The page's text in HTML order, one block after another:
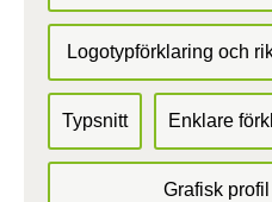
Logotypförklaring och
Typsnitt Enklare
Grafisk